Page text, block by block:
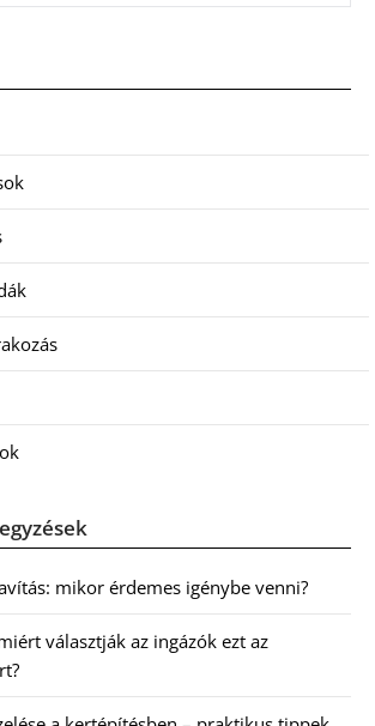
mikor érdemes igénybe venni?
választják az ingázók ezt az